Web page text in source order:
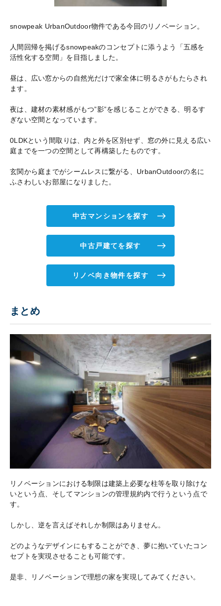
snowpeak UrbanOutdoor物件である今回のリノベーション。
人間回帰を掲げるsnowpeakのコンセプトに添うよう「五感を
活性化する空間」を目指しました。
昼は、広い窓からの自然光だけで家全体に明るさがもたらされ
ます。
夜は、建材の素材感がもつ”影”を感じることができる、明るす
ぎない空間となっています。
0LDKという間取りは、内と外を区別せず、窓の外に見える広い
庭までを一つの空間として再構築したものです。
玄関から庭までがシームレスに繋がる、UrbanOutdoorの名に
ふさわしいお部屋になりました。
中古マンションを探す
中古戸建てを探す
リノベ向き物件を探す
まとめ
リノベーションにおける制限は建築上必要な柱等を取り除けな
いという点、そしてマンションの管理規約内で行うという点で
す。
しかし、逆を言えばそれしか制限はありません。
どのようなデザインにもすることができ、夢に抱いていたコン
セプトを実現させることも可能です。
是非、リノベーションで理想の家を実現してみてください。